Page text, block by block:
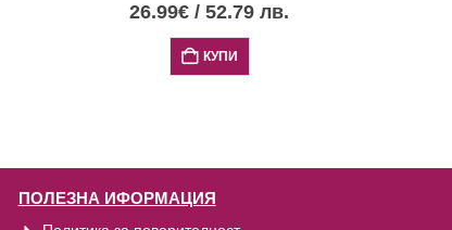
26.99€ / 52.79 лв.
КУПИ
ПОЛЕЗНА ИФОРМАЦИЯ